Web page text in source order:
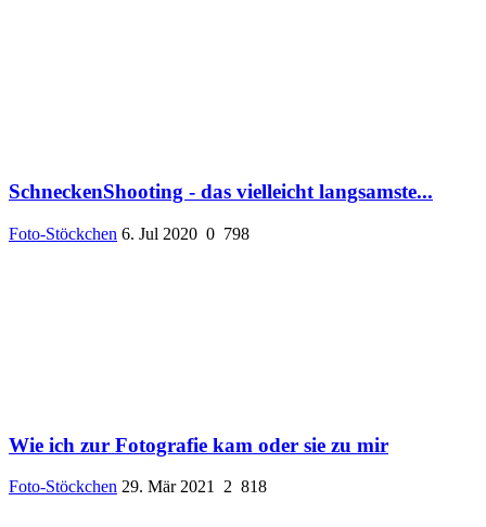
SchneckenShooting - das vielleicht langsamste...
Foto-Stöckchen 6. Jul 2020 0 798
Wie ich zur Fotografie kam oder sie zu mir
Foto-Stöckchen 29. Mär 2021 2 818